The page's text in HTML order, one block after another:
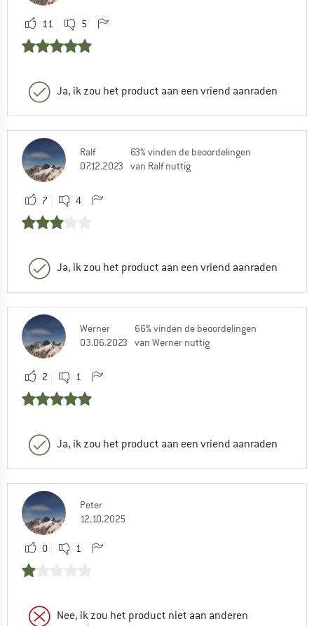
11 5
Ja, ik zou het product aan een vriend aanraden
Ralf
07.12.2023
63% vinden de beoordelingen
van Ralf nuttig
7 4
Ja, ik zou het product aan een vriend aanraden
Werner
03.06.2023
66% vinden de beoordelingen
van Werner nuttig
2 1
Ja, ik zou het product aan een vriend aanraden
Peter
12.10.2025
0 1
Nee, ik zou het product niet aan anderen